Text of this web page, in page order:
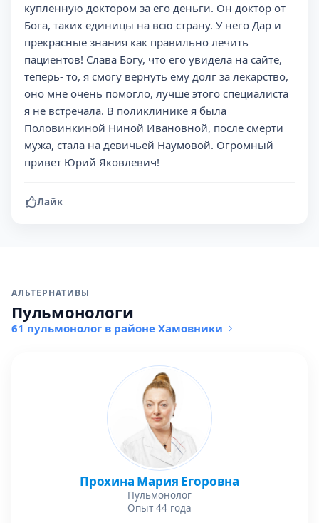
купленную доктором за его деньги. Он доктор от
Бога, таких единицы на всю страну. У него Дар и
прекрасные знания как правильно лечить
пациентов! Слава Богу, что его увидела на сайте,
теперь- то, я смогу вернуть ему долг за лекарство,
оно мне очень помогло, лучше этого специалиста
я не встречала. В поликлинике я была
Половинкиной Ниной Ивановной, после смерти
мужа, стала на девичьей Наумовой. Огромный
привет Юрий Яковлевич!
Лайк
АЛЬТЕРНАТИВЫ
Пульмонологи
61 пульмонолог в районе Хамовники
Прохина Мария Егоровна
Пульмонолог
Опыт 44 года